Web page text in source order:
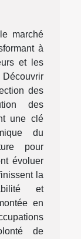
marché
à
et les
des
des
une clé
du
pour
évoluer
la
et
en
de